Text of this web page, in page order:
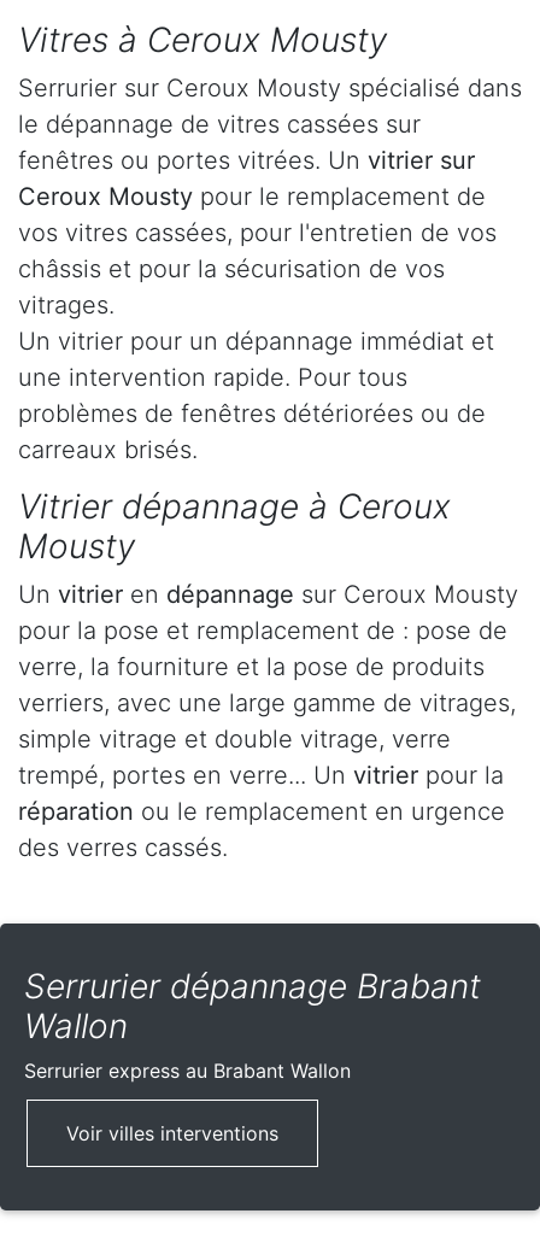
Vitres à Ceroux Mousty
Serrurier sur Ceroux Mousty spécialisé dans
le dépannage de vitres cassées sur
fenêtres ou portes vitrées. Un vitrier sur
Ceroux Mousty pour le remplacement de
vos vitres cassées, pour l'entretien de vos
châssis et pour la sécurisation de vos
vitrages.
Un vitrier pour un dépannage immédiat et
une intervention rapide. Pour tous
problèmes de fenêtres détériorées ou de
carreaux brisés.
Vitrier dépannage à Ceroux
Mousty
Un vitrier en dépannage sur Ceroux Mousty
pour la pose et remplacement de : pose de
verre, la fourniture et la pose de produits
verriers, avec une large gamme de vitrages,
simple vitrage et double vitrage, verre
trempé, portes en verre... Un vitrier pour la
réparation ou le remplacement en urgence
des verres cassés.
Serrurier dépannage Brabant
Wallon
Serrurier express au Brabant Wallon
Voir villes interventions